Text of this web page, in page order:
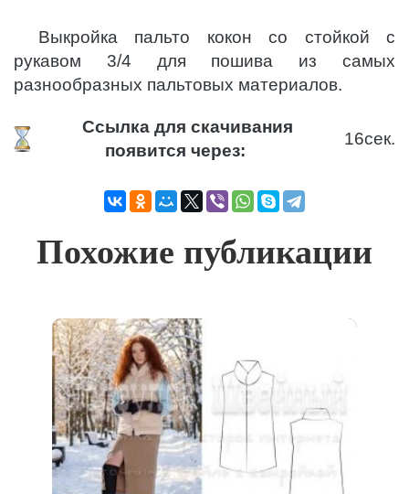
Выкройка пальто кокон со стойкой с
рукавом 3/4 для пошива из самых
разнообразных пальтовых материалов.
Ссылка для скачивания
появится через:
15сек.
Похожие публикации